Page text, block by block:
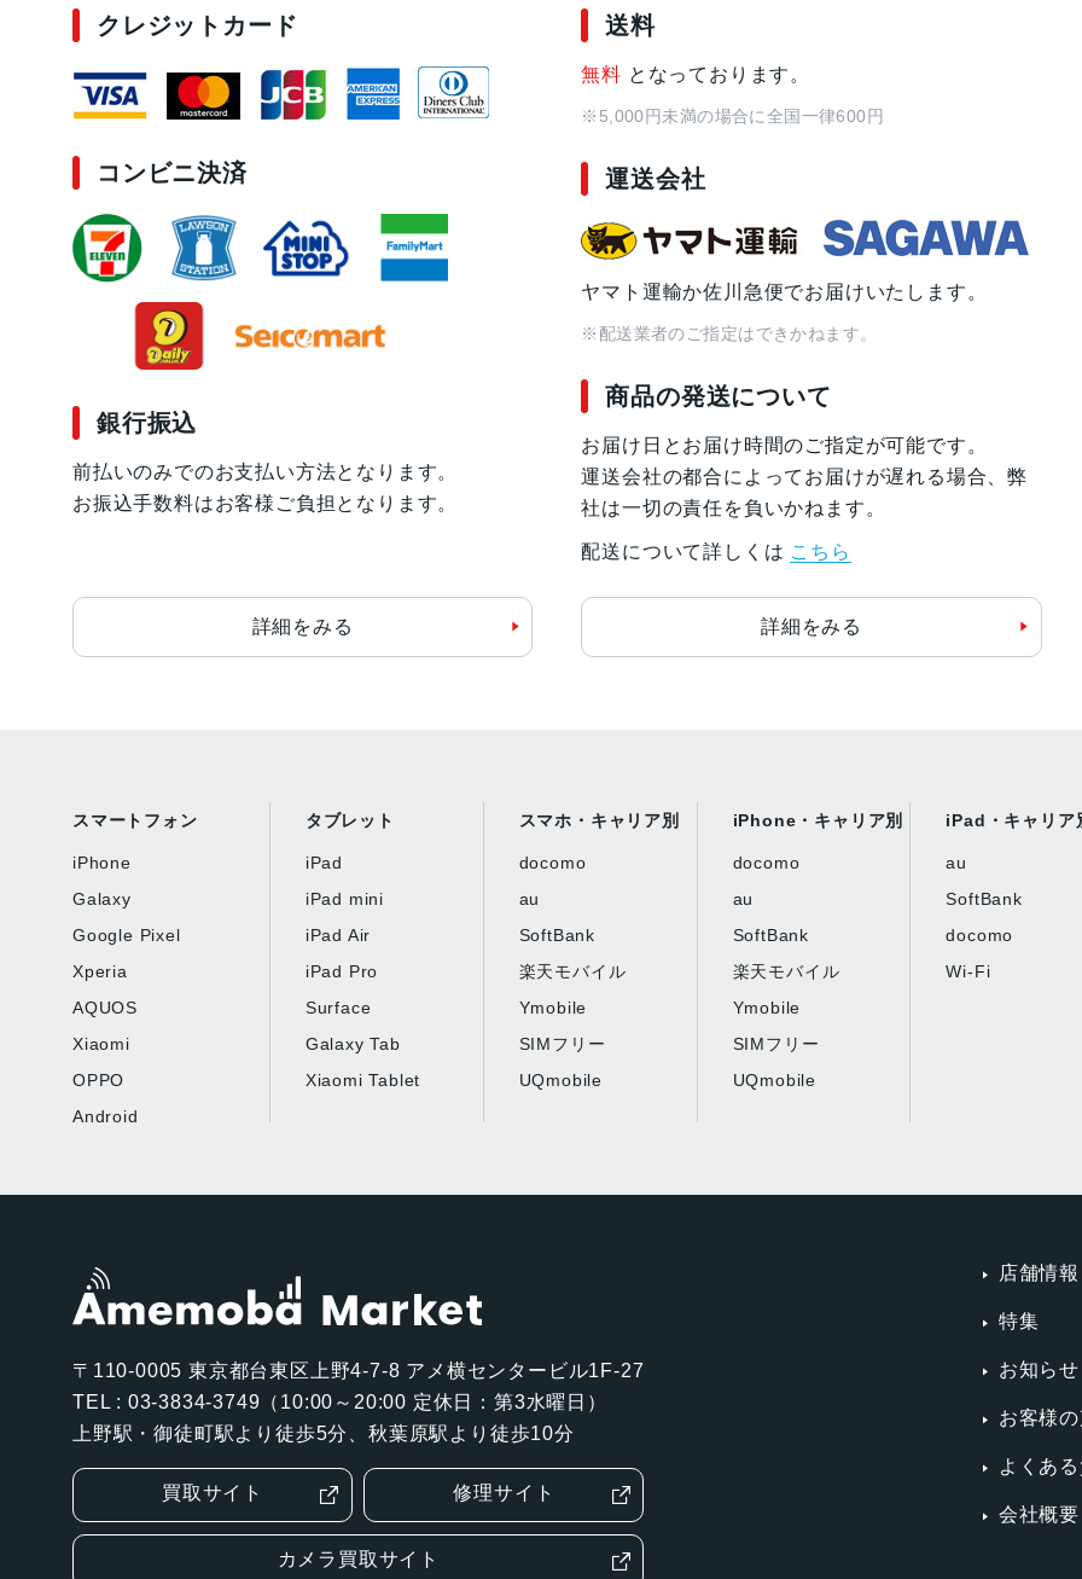
クレジットカード
コンビニ決済
銀行振込
前払いのみでのお支払い方法となります。
お振込手数料はお客様ご負担となります。
詳細をみる
送料
無料 となっております。
※5,000円未満の場合に全国一律600円
運送会社
ヤマト運輸か佐川急便でお届けいたします。
※配送業者のご指定はできかねます。
商品の発送について
お届け日とお届け時間のご指定が可能です。
運送会社の都合によってお届けが遅れる場合、弊
社は一切の責任を負いかねます。
配送について詳しくは こちら
詳細をみる
スマートフォン
iPhone
Galaxy
Google Pixel
Xperia
AQUOS
Xiaomi
OPPO
Android
タブレット
iPad
iPad mini
iPad Air
iPad Pro
Surface
Galaxy Tab
Xiaomi Tablet
スマホ・キャリア別
docomo
au
SoftBank
楽天モバイル
Ymobile
SIMフリー
UQmobile
iPhone・キャリア別
docomo
au
SoftBank
楽天モバイル
Ymobile
SIMフリー
UQmobile
iPad・キャリア
au
SoftBank
docomo
Wi-Fi
〒110-0005 東京都台東区上野4-7-8 アメ横センタービル1F-27
TEL : 03-3834-3749（10:00～20:00 定休日：第3水曜日）
上野駅・御徒町駅より徒歩5分、秋葉原駅より徒歩10分
買取サイト 修理サイト
カメラ買取サイト
店舗情報
特集
お知ら
お客様
よくあ
会社概要